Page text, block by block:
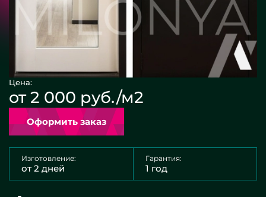
Цена:
от 2 000 руб./м2
Оформить заказ
Изготовление:
от 2 дней
Гарантия:
1 год